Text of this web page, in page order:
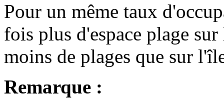
Pour un même taux
fois plus d'espace plage
moins de plages que sur
Remarque :